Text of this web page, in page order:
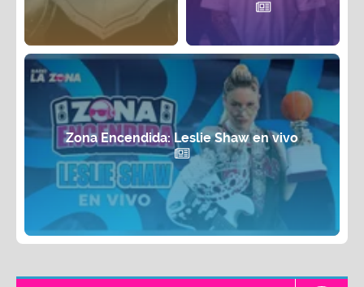
Zona Encendida: Leslie Shaw en vivo